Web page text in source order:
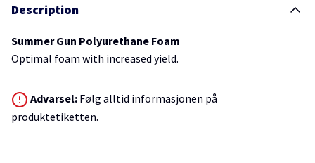
Description
Summer Gun Polyurethane Foam
Optimal foam with increased yield.
Advarsel: Følg alltid informasjonen på
produktetiketten.